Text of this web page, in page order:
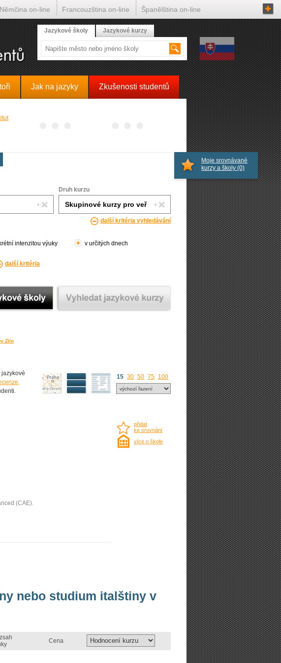
Jak na jazyky Zkušenosti studentů
Druh kurzu
další kritéria vyhledávání
intenzitou výuky v určitých dnech
další kritéria
Zlín
15 30 50 75 100
přidat
ke srovnání
více o škole
(CAE).
nebo studium italštiny v
Cena
Moje srovnávané
kurzy a školy (0)
Jazykové školy Jazykové kurzy
Němčina on-line Francouzština on-line Španělština on-line